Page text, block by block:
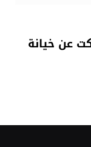
عن خيانة